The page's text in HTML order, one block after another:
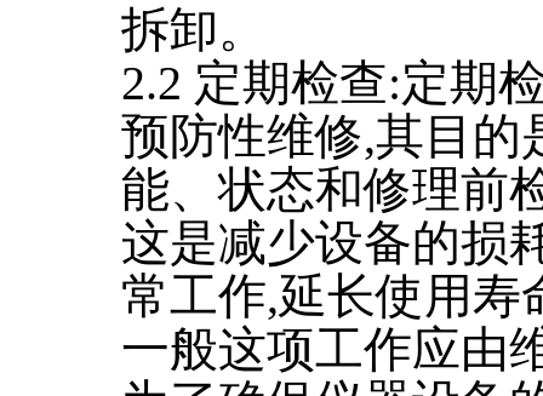
拆卸。
2.2 定期检查:定期
预防性维修,其目的
能、状态和修理前
这是减少设备的损
常工作,延长使用寿
一般这项工作应由